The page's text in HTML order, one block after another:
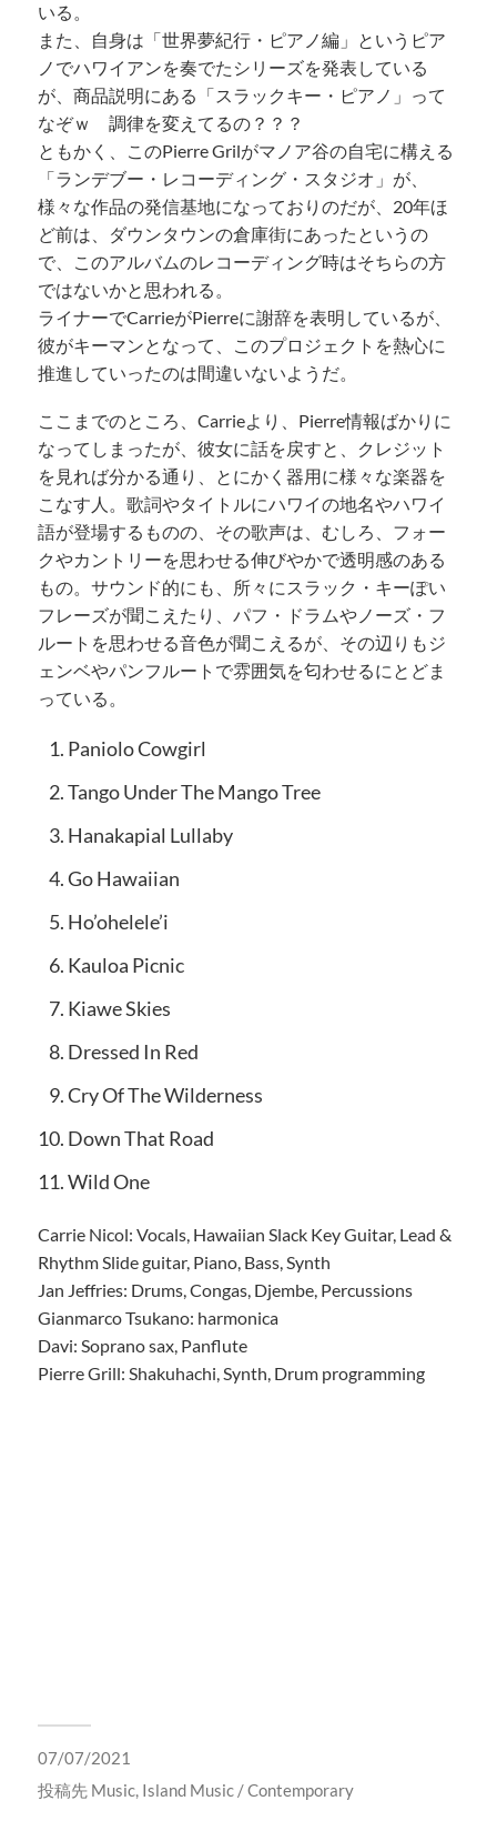
いる。
また、自身は「世界夢紀行・ピアノ編」というピア
ノでハワイアンを奏でたシリーズを発表している
が、商品説明にある「スラックキー・ピアノ」って
なぞｗ 調律を変えてるの？？？
ともかく、このPierre Grilがマノア谷の自宅に構える
「ランデブー・レコーディング・スタジオ」が、
様々な作品の発信基地になっておりのだが、20年ほ
ど前は、ダウンタウンの倉庫街にあったというの
で、このアルバムのレコーディング時はそちらの方
ではないかと思われる。
ライナーでCarrieがPierreに謝辞を表明しているが、
彼がキーマンとなって、このプロジェクトを熱心に
推進していったのは間違いないようだ。
ここまでのところ、Carrieより、Pierre情報ばかりに
なってしまったが、彼女に話を戻すと、クレジット
を見れば分かる通り、とにかく器用に様々な楽器を
こなす人。歌詞やタイトルにハワイの地名やハワイ
語が登場するものの、その歌声は、むしろ、フォー
クやカントリーを思わせる伸びやかで透明感のある
もの。サウンド的にも、所々にスラック・キーぽい
フレーズが聞こえたり、パフ・ドラムやノーズ・フ
ルートを思わせる音色が聞こえるが、その辺りもジ
ェンベやパンフルートで雰囲気を匂わせるにとどま
っている。
Paniolo Cowgirl
Tango Under The Mango Tree
Hanakapial Lullaby
Go Hawaiian
Ho’ohelele’i
Kauloa Picnic
Kiawe Skies
Dressed In Red
Cry Of The Wilderness
Down That Road
Wild One
Carrie Nicol: Vocals, Hawaiian Slack Key Guitar, Lead &
Rhythm Slide guitar, Piano, Bass, Synth
Jan Jeffries: Drums, Congas, Djembe, Percussions
Gianmarco Tsukano: harmonica
Davi: Soprano sax, Panflute
Pierre Grill: Shakuhachi, Synth, Drum programming
07/07/2021
投稿先 Music, Island Music / Contemporary